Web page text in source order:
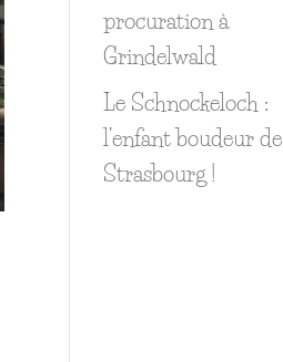
procuration à
Grindelwald
Le Schnockeloch :
l’enfant boudeur de
Strasbourg !